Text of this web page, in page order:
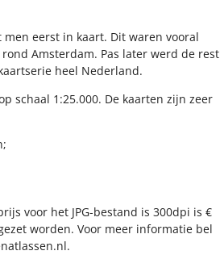
eerst in kaart. Dit waren vooral
Amsterdam. Pas later werd de rest
heel Nederland.
schaal 1:25.000. De kaarten zijn zeer
voor het JPG-bestand is 300dpi is €
worden. Voor meer informatie bel